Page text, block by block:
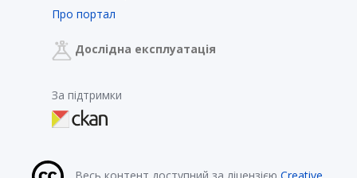
Про портал
Дослідна експлуатація
За підтримки